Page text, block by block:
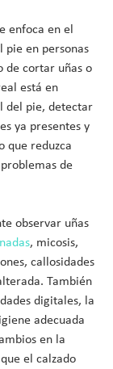
enfoca en el
pie en personas
de cortar uñas o
está en
del pie, detectar
ya presentes y
que reduzca
de
observar uñas
, micosis,
callosidades
También
digitales, la
adecuada
en la
el calzado